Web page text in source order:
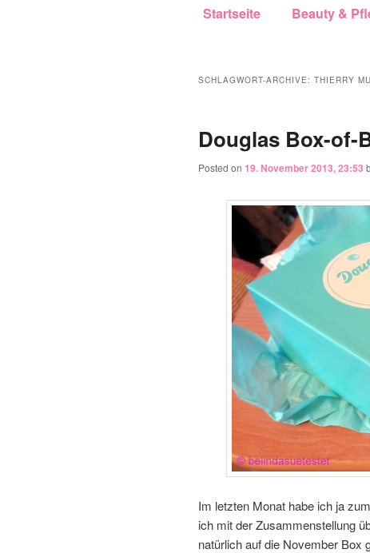
Zum Inhalt wechseln
Zum sekundären Inhalt
Startseite Beauty &
SCHLAGWORT-ARCHIVE: THIERRY
Douglas Box-of-
Posted on 19. November 2013, 23:53
Im letzten Monat habe ich ja
ich mit der Zusammenstellung
natürlich auf die November Box